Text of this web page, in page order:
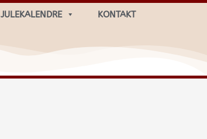
JULEKALENDRE KONTAKT